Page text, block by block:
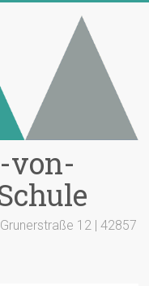
von-
12 | 42857